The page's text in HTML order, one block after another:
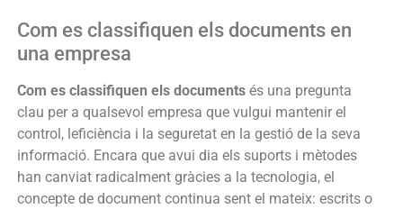
Com es classifiquen els documents en
una empresa
Com es classifiquen els documentsés una pregunta
clau per a qualsevol empresa que vulgui mantenir el
control, leficiència i la seguretat en la gestió de la seva
informació. Encara que avui dia els suports i mètodes
han canviat radicalment gràcies a la tecnologia, el
concepte de document continua sent el mateix: escrits o